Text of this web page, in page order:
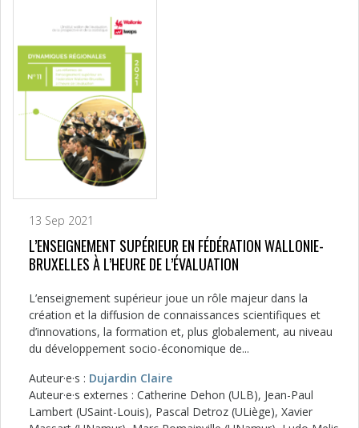
13 Sep 2021
L’ENSEIGNEMENT SUPÉRIEUR EN FÉDÉRATION WALLONIE-
BRUXELLES À L’HEURE DE L’ÉVALUATION
L’enseignement supérieur joue un rôle majeur dans la
création et la diffusion de connaissances scientifiques et
d’innovations, la formation et, plus globalement, au niveau
du développement socio-économique de...
Auteur·e·s : Dujardin Claire
Auteur·e·s externes : Catherine Dehon (ULB), Jean-Paul
Lambert (USaint-Louis), Pascal Detroz (ULiège), Xavier